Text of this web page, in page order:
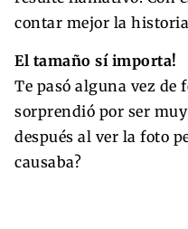
contar mejor la
El tamaño sí importa!
Te pasó alguna vez de
sorprendió por ser
después al ver la foto
causaba?